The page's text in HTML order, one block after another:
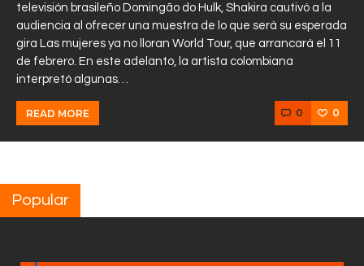
televisión brasileño Domingão do Hulk, Shakira cautivó a la
audiencia al ofrecer una muestra de lo que será su esperada
gira Las mujeres ya no lloran World Tour, que arrancará el 11
de febrero. En este adelanto, la artista colombiana
interpretó algunas…
READ MORE 0 0
Popular